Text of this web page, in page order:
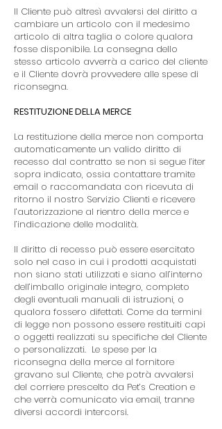
Il Cliente può altresì avvalersi del diritto a
cambiare un articolo con il medesimo
articolo di altra taglia o colore qualora
fosse disponibile. La consegna dello
stesso articolo avverrà a carico del cliente
e il Cliente dovrà provvedere alle spese di
riconsegna.
RESTITUZIONE DELLA MERCE
La restituzione della merce non comporta
automaticamente un valido diritto di
recesso dal contratto se non si segue l’iter
sopra indicato, ossia contattare tramite
email o raccomandata con ricevuta di
ritorno il nostro Servizio Clienti e ricevere
l’autorizzazione al rientro della merce e
l’indicazione delle modalità.
Il diritto di recesso può essere esercitato
solo nel caso in cui i prodotti acquistati
non siano stati utilizzati e siano all’interno
dell’imballo originale integro, completo
degli eventuali manuali di istruzioni, o
qualora fossero difettati. Come da termini
di legge non possono essere restituiti capi
o oggetti realizzati su specifiche del Cliente
o personalizzati. Le spese per la
riconsegna della merce al fornitore
gravano sul Cliente, che potrà avvalersi
del corriere prescelto da Pet’s Creation e
che verrà comunicato via email, tranne
diversi accordi intercorsi.